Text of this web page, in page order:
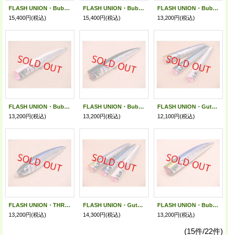
FLASH UNION・Bubble Artist Slim 260/SecretWhite DoubleGlow
15,400円(税込)
FLASH UNION・Bubble Artist Slim 260/BlackMicroCrashShiner GlowBerry
15,400円(税込)
FLASH UNION・Bubble Artist Slim 220/MysteryFlashIwashi GlowBerry
13,200円(税込)
FLASH UNION・Bubble Artist Slim 220/SecretWhite DoubleGlow
13,200円(税込)
FLASH UNION・Bubble Artist Slim 220/BlackMicroCrashShiner GlowBerry
13,200円(税込)
FLASH UNION・Guts'Stayner 185
12,100円(税込)
FLASH UNION・THRASHER 210/ ScaleFlashTobiuo
13,200円(税込)
FLASH UNION・Guts'Stayner 235
14,300円(税込)
FLASH UNION・Bubble Artist 220/ AlumiFlashIwashi
13,200円(税込)
(15件/22件)